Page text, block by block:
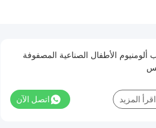
ألومنيوم الأطفال الصناعية المصفوفة
اتصل الآن اقرأ المزيد